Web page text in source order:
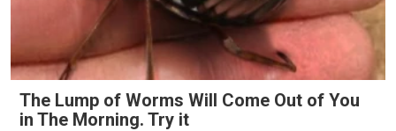
The Lump of Worms Will Come Out of You
in The Morning. Try it